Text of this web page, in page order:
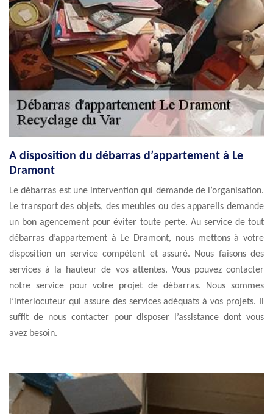
A disposition du débarras d’appartement à Le
Dramont
Le débarras est une intervention qui demande de l’organisation.
Le transport des objets, des meubles ou des appareils demande
un bon agencement pour éviter toute perte. Au service de tout
débarras d’appartement à Le Dramont, nous mettons à votre
disposition un service compétent et assuré. Nous faisons des
services à la hauteur de vos attentes. Vous pouvez contacter
notre service pour votre projet de débarras. Nous sommes
l’interlocuteur qui assure des services adéquats à vos projets. Il
suffit de nous contacter pour disposer l’assistance dont vous
avez besoin.